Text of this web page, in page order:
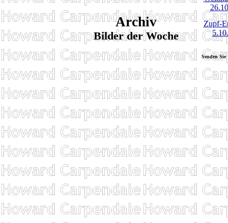
Archiv
Bilder der Woche
Zupf-
Senden